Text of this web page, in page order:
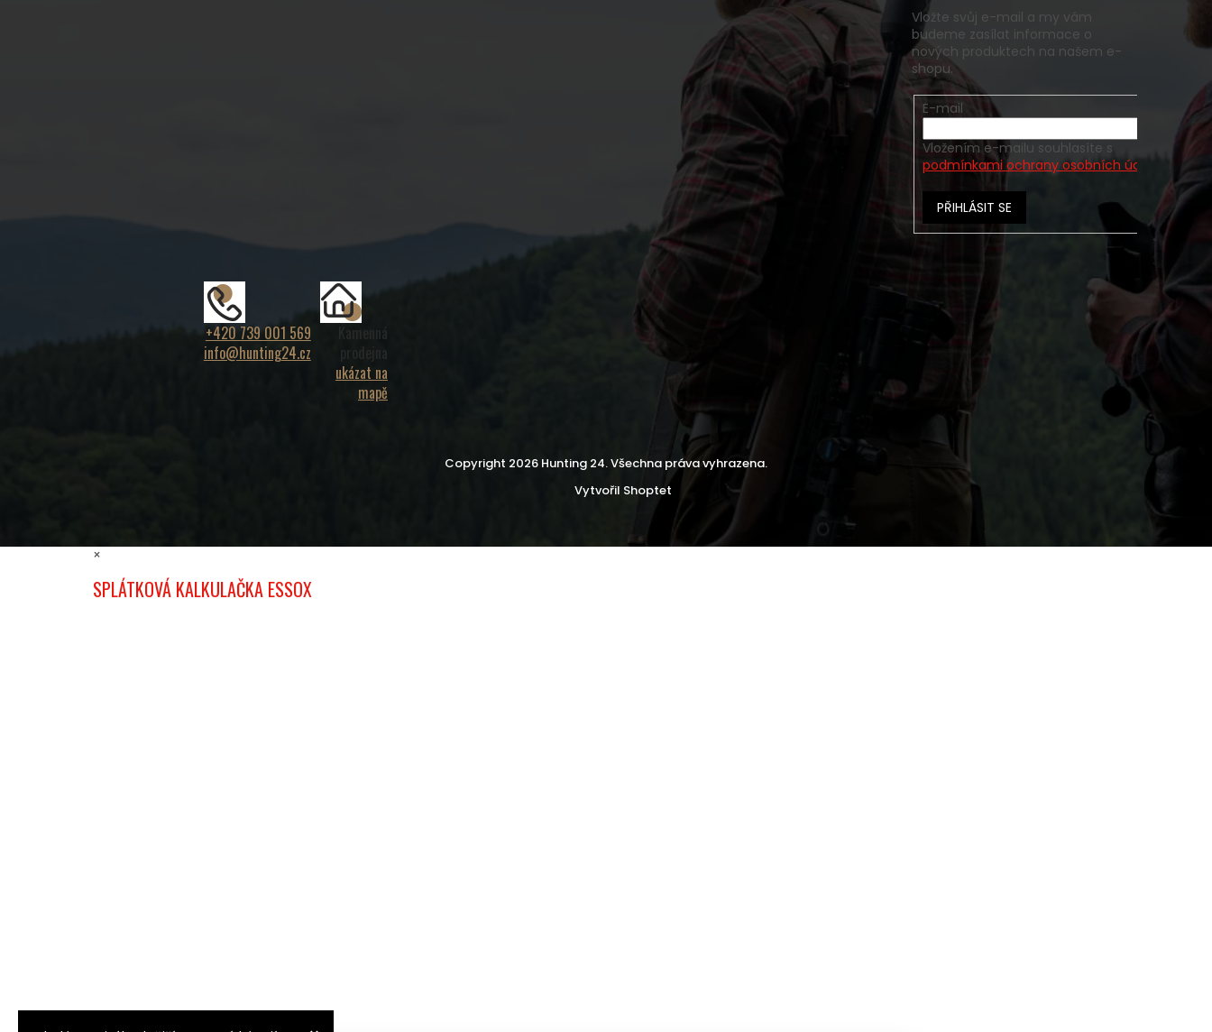
Vložte svůj e-mail a my vám
budeme zasílat informace o
nových produktech na našem e-
shopu.
E-mail
Vložením e-mailu souhlasíte s
podmínkami ochrany osobních údajů
PŘIHLÁSIT SE
+420 739 001 569
info@hunting24.cz
Kamenná
prodejna
ukázat na
mapě
Vytvořil Shoptet
Copyright 2026 Hunting 24. Všechna práva vyhrazena.
×
SPLÁTKOVÁ KALKULAČKA ESSOX